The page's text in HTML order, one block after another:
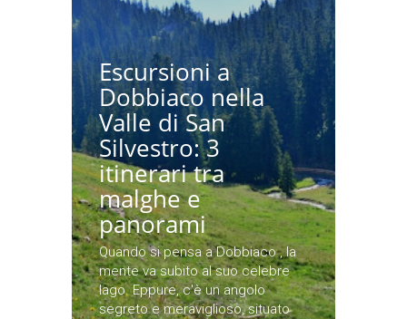
Escursioni a
Dobbiaco nella
Valle di San
Silvestro: 3
itinerari tra
malghe e
panorami
Quando si pensa a Dobbiaco , la
mente va subito al suo celebre
lago. Eppure, c'è un angolo
segreto e meraviglioso, situato